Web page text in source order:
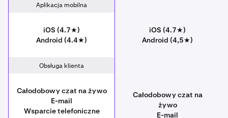
Aplikacja mobilna
iOS (4.7★)
Android (4.4★)
iOS (4.7★)
Android (4,5★)
Obsługa klienta
Całodobowy czat na żywo
E-mail
Wsparcie telefoniczne
Całodobowy czat na
żywo
E-mail